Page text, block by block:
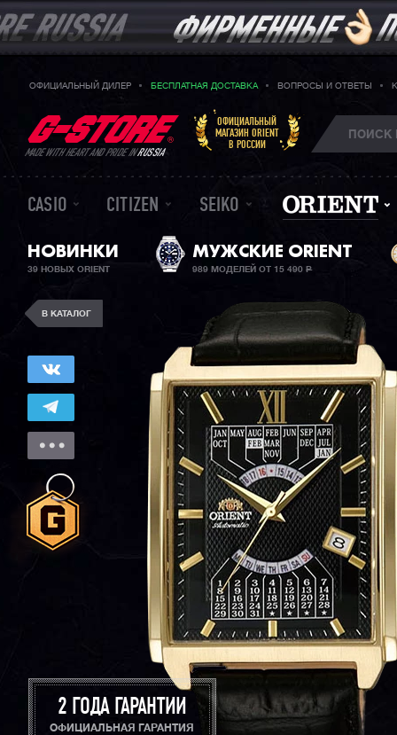
ОФИЦИАЛЬНЫЙ ДИЛЕР БЕСПЛАТНАЯ ДОСТАВКА ВОПРОСЫ И ОТВЕТЫ
MADE WITH HEART AND PRIDE INRUSSIA
ОФИЦИАЛЬНЫЙ
МАГАЗИН ORIENT
В РОССИИ
CASIO CITIZEN SEIKO
НОВИНКИ
39 НОВЫХ ORIENT
МУЖСКИЕ ORIENT
989 МОДЕЛЕЙ ОТ 15 490Р
В КАТАЛОГ
2 ГОДА ГАРАНТИИ
ОФИЦИАЛЬНАЯ ГАРАНТИЯ